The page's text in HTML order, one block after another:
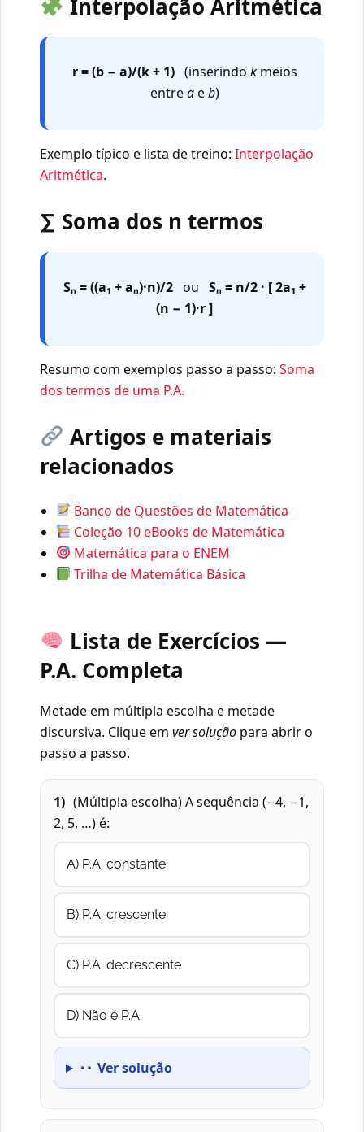
Interpolação Aritmética
r = (b − a)/(k + 1)(inserindo kmeios
entreaeb)
Exemplo típico e lista de treino: Interpolação
Aritmética.
∑ Soma dos n termos
Sₙ = ((a₁ + aₙ)·n)/2ou Sₙ = n/2 · [ 2a₁ +
(n − 1)·r ]
Resumo com exemplos passo a passo: Soma
dos termos de uma P.A.
Artigos e materiais
relacionados
Banco de Questões de Matemática
Coleção 10 eBooks de Matemática
Matemática para o ENEM
Trilha de Matemática Básica
Lista de Exercícios —
P.A. Completa
Metade em múltipla escolha e metade
discursiva. Clique em ver solução para abrir o
passo a passo.
1) (Múltipla escolha) A sequência (−4, −1,
2, 5, …) é:
A) P.A. constante
B) P.A. crescente
C) P.A. decrescente
D) Não é P.A.
Ver solução